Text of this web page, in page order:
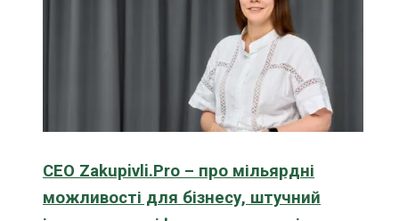
CEO Zakupivli.Pro – про мільярдні
можливості для бізнесу, штучний